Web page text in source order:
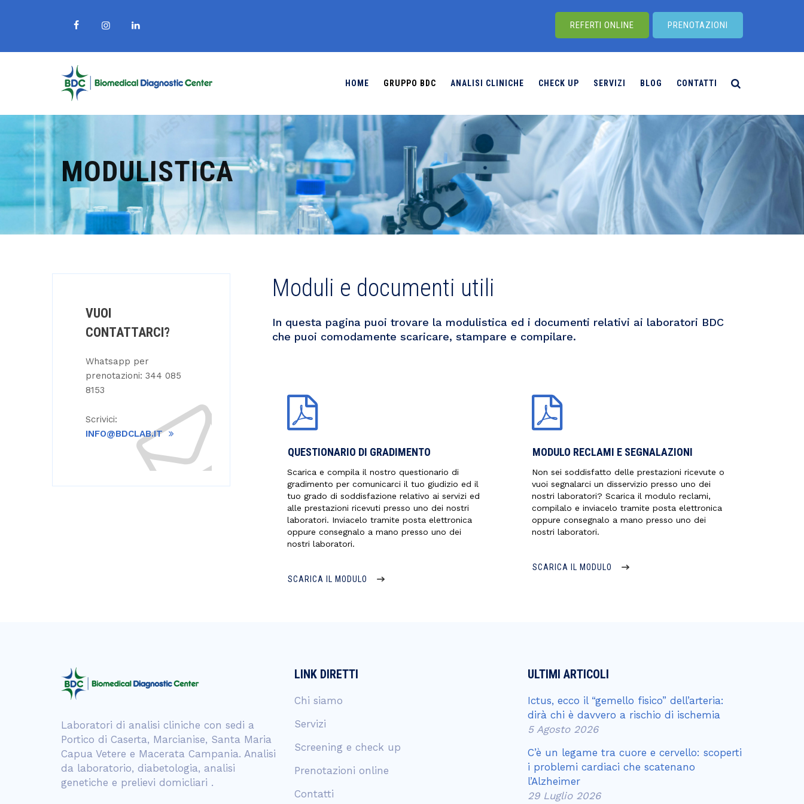
REFERTI ONLINE PRENOTAZIONI
HOME GRUPPO BDC ANALISI CLINICHE CHECK UP SERVIZI BLOG CONTATTI
MODULISTICA
Moduli e documenti utili
In questa pagina puoi trovare la modulistica ed i documenti relativi ai laboratori BDC
che puoi comodamente scaricare, stampare e compilare.
QUESTIONARIO DI GRADIMENTO
Scarica e compila il nostro questionario di
gradimento per comunicarci il tuo giudizio ed il
tuo grado di soddisfazione relativo ai servizi ed
alle prestazioni ricevuti presso uno dei nostri
laboratori. Inviacelo tramite posta elettronica
oppure consegnalo a mano presso uno dei
nostri laboratori.
SCARICA IL MODULO
MODULO RECLAMI E SEGNALAZIONI
Non sei soddisfatto delle prestazioni ricevute o
vuoi segnalarci un disservizio presso uno dei
nostri laboratori? Scarica il modulo reclami,
compilalo e inviacelo tramite posta elettronica
oppure consegnalo a mano presso uno dei
nostri laboratori.
SCARICA IL MODULO
VUOI
CONTATTARCI?
Whatsapp per
prenotazioni: 344 085
8153
Scrivici:
INFO@BDCLAB.IT
Laboratori di analisi cliniche con sedi a
Portico di Caserta, Marcianise, Santa Maria
Capua Vetere e Macerata Campania. Analisi
da laboratorio, diabetologia, analisi
genetiche e prelievi domicliari .
LINK DIRETTI
Chi siamo
Servizi
Screening e check up
Prenotazioni online
Contatti
ULTIMI ARTICOLI
Ictus, ecco il “gemello fisico” dell’arteria:
dirà chi è davvero a rischio di ischemia
5 Agosto 2026
C’è un legame tra cuore e cervello: scoperti
i problemi cardiaci che scatenano
l’Alzheimer
29 Luglio 2026